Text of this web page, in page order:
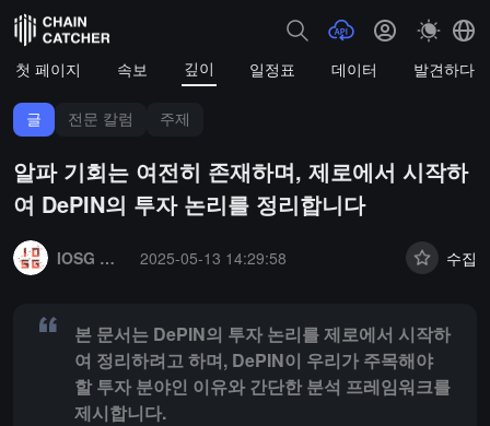
첫 페이지 속보 깊이 일정표 데이터 발견하다
글 전문 칼럼 주제
알파 기회는 여전히 존재하며, 제로에서 시작하
여 DePIN의 투자 논리를 정리합니다
IOSG 벤처스
2025-05-13 14:29:58 수집
본 문서는 DePIN의 투자 논리를 제로에서 시작하
여 정리하려고 하며, DePIN이 우리가 주목해야
할 투자 분야인 이유와 간단한 분석 프레임워크를
제시합니다.